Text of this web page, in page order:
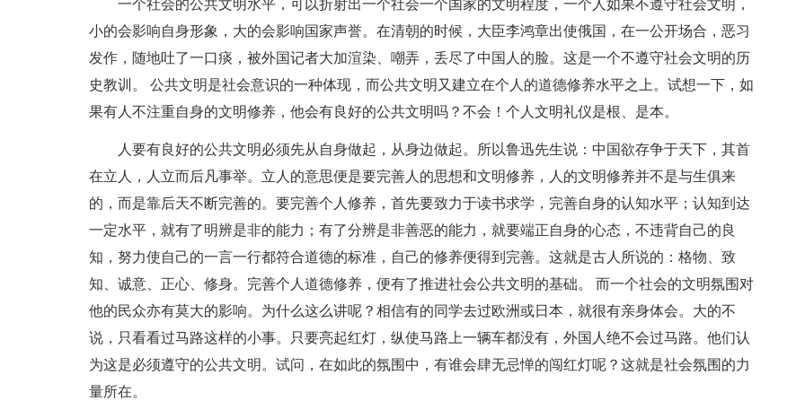
一个社会的公共文明水平，可以折射出一个社会一个国家的文明程度，一个人如果不遵守社会文明，
小的会影响自身形象，大的会影响国家声誉。在清朝的时候，大臣李鸿章出使俄国，在一公开场合，恶习
发作，随地吐了一口痰，被外国记者大加渲染、嘲弄，丢尽了中国人的脸。这是一个不遵守社会文明的历
史教训。 公共文明是社会意识的一种体现，而公共文明又建立在个人的道德修养水平之上。试想一下，如
果有人不注重自身的文明修养，他会有良好的公共文明吗？不会！个人文明礼仪是根、是本。
人要有良好的公共文明必须先从自身做起，从身边做起。所以鲁迅先生说：中国欲存争于天下，其首
在立人，人立而后凡事举。立人的意思便是要完善人的思想和文明修养，人的文明修养并不是与生俱来
的，而是靠后天不断完善的。要完善个人修养，首先要致力于读书求学，完善自身的认知水平；认知到达
一定水平，就有了明辨是非的能力；有了分辨是非善恶的能力，就要端正自身的心态，不违背自己的良
知，努力使自己的一言一行都符合道德的标准，自己的修养便得到完善。这就是古人所说的：格物、致
知、诚意、正心、修身。完善个人道德修养，便有了推进社会公共文明的基础。 而一个社会的文明氛围对
他的民众亦有莫大的影响。为什么这么讲呢？相信有的同学去过欧洲或日本，就很有亲身体会。大的不
说，只看看过马路这样的小事。只要亮起红灯，纵使马路上一辆车都没有，外国人绝不会过马路。他们认
为这是必须遵守的公共文明。试问，在如此的氛围中，有谁会肆无忌惮的闯红灯呢？这就是社会氛围的力
量所在。